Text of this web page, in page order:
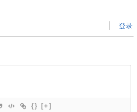
登录
{} [+]